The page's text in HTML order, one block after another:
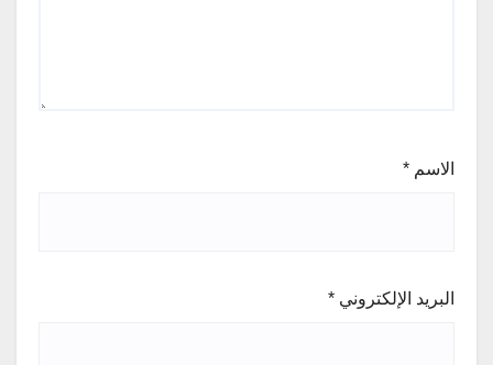
الاسم *
البريد الإلكتروني *